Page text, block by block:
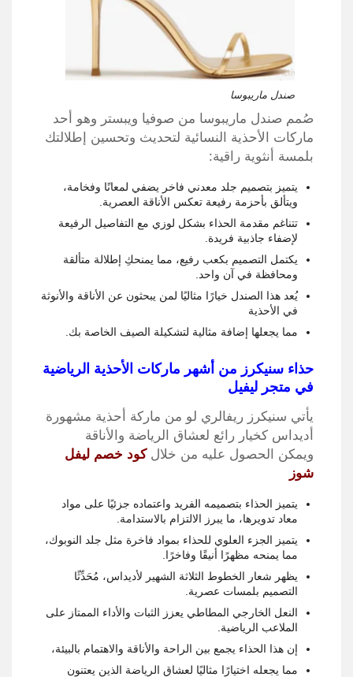
صندل ماريبوسا
صُمم صندل ماريبوسا من صوفيا ويبستر وهو أحد
ماركات الأحذية النسائية لتحديث وتحسين إطلالتك
بلمسة أنثوية راقية:
يتميز بتصميم جلد معدني فاخر يضفي لمعانًا وفخامة،
ويتألق بأحزمة رفيعة تعكس الأناقة العصرية.
تتناغم مقدمة الحذاء بشكل لوزي مع التفاصيل الرفيعة
لإضفاء جاذبية فريدة.
يكتمل التصميم بكعب رفيع، مما يمنحكِ إطلالة متألقة
ومحافظة في آن واحد.
يُعد هذا الصندل خيارًا مثاليًا لمن يبحثون عن الأناقة والأنوثة
في الأحذية
مما يجعلها إضافة مثالية لتشكيلة الصيف الخاصة بك.
حذاء سنيكرز من أشهر ماركات الأحذية الرياضية
في متجر ليفيل
يأتي سنيكرز ريفالري لو من ماركة أحذية مشهورة
أديداس كخيار رائع لعشاق الرياضة والأناقة
ويمكن الحصول عليه من خلالكود خصم ليفل
شوز
يتميز الحذاء بتصميمه الفريد واعتماده جزئيًا على مواد
معاد تدويرها، ما يبرز الالتزام بالاستدامة.
يتميز الجزء العلوي للحذاء بمواد فاخرة مثل جلد النوبوك،
مما يمنحه مظهرًا أنيقًا وفاخرًا.
يظهر شعار الخطوط الثلاثة الشهير لأديداس، مُحَدِّثًا
التصميم بلمسات عصرية.
النعل الخارجي المطاطي يعزز الثبات والأداء الممتاز على
الملاعب الرياضية.
إن هذا الحذاء يجمع بين الراحة والأناقة والاهتمام بالبيئة،
مما يجعله اختيارًا مثاليًا لعشاق الرياضة الذين يعتنون